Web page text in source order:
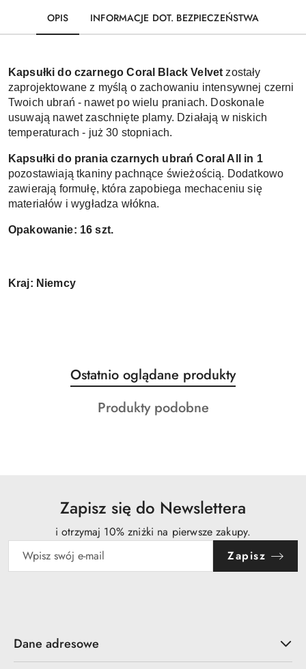
OPIS INFORMACJE DOT. BEZPIECZEŃSTWA
Kapsułki do czarnego Coral Black Velvet zostały
zaprojektowane z myślą o zachowaniu intensywnej czerni
Twoich ubrań - nawet po wielu praniach. Doskonale
usuwają nawet zaschnięte plamy. Działają w niskich
temperaturach - już 30 stopniach.
Kapsułki do prania czarnych ubrań Coral All in 1
pozostawiają tkaniny pachnące świeżością. Dodatkowo
zawierają formułę, która zapobiega mechaceniu się
materiałów i wygładza włókna.
Opakowanie: 16 szt.
Kraj: Niemcy
Pomiń karuzelę produktów
Produkty
o
statusie:
Ostatnio oglądane produkty
Produkty
Produkty podobne
Zapisz się do Newslettera
i otrzymaj 10% zniżki na pierwsze zakupy.
Zapisz
Dane adresowe